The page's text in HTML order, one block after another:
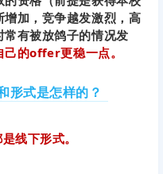
加，竞争越发激烈，高
有被放鸽子的情况发
的offer更稳一点。
形式是怎样的？
线下形式。